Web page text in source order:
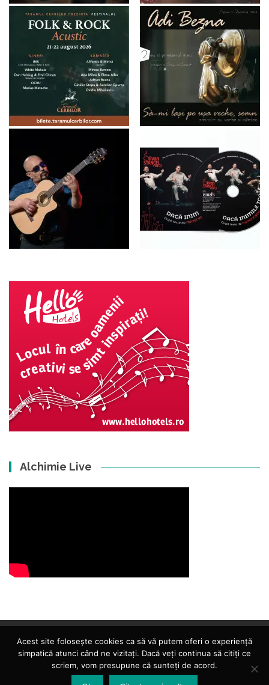
Alchimie Live
Acest site folosește cookies ca să vă putem oferi o experiență
simpatică atunci când ne vizitați. Dacă veți continua să citiți ce
scriem, vom presupune că sunteți de acord.